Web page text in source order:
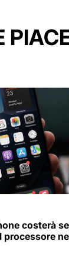
costerà
processore